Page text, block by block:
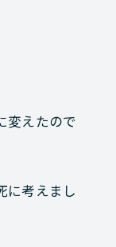
変えたので
に考えまし